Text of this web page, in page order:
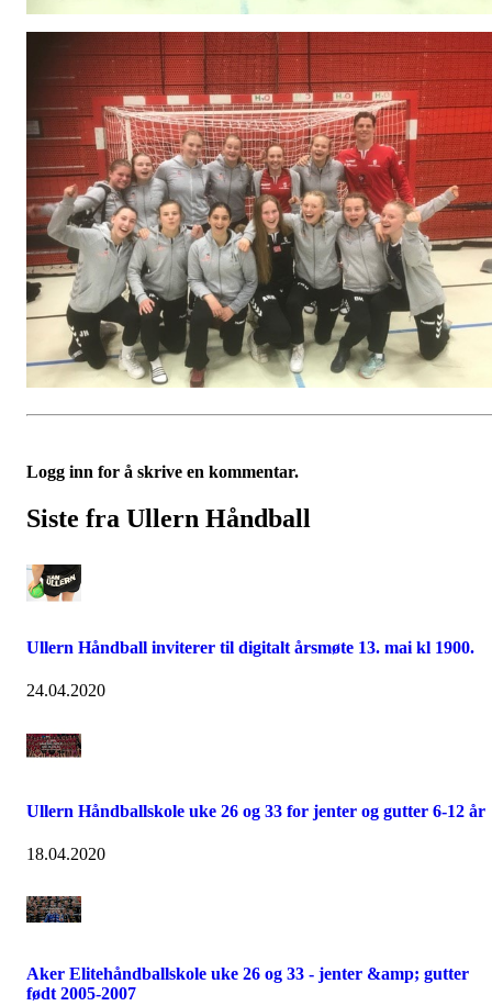
Logg inn for å skrive en kommentar.
Siste fra Ullern Håndball
Ullern Håndball inviterer til digitalt årsmøte 13. mai kl 1900.
24.04.2020
Ullern Håndballskole uke 26 og 33 for jenter og gutter 6-12 år
18.04.2020
Aker Elitehåndballskole uke 26 og 33 - jenter &amp; gutter
født 2005-2007